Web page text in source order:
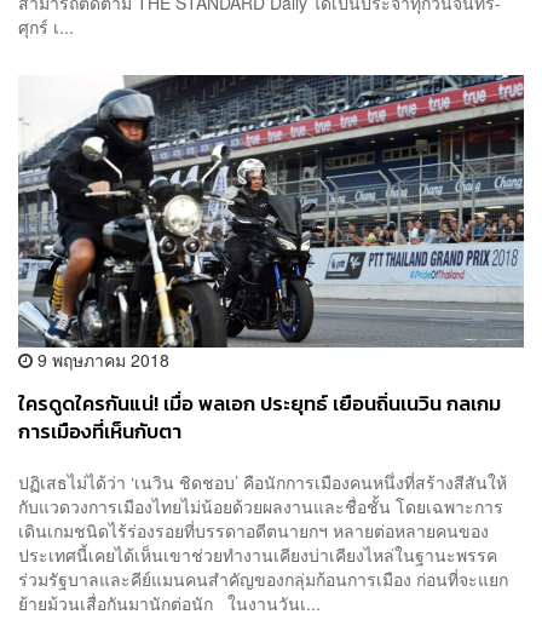
ศุกร์ เ...
9 พฤษภาคม 2018
ใครดูดใครกันแน่! เมื่อ พลเอก ประยุทธ์ เยือนถิ่นเนวิน กลเกม
การเมืองที่เห็นกับตา
ปฏิเสธไม่ได้ว่า ‘เนวิน ชิดชอบ’ คือนักการเมืองคนหนึ่งที่สร้างสีสันให้
กับแวดวงการเมืองไทยไม่น้อยด้วยผลงานและชื่อชั้น โดยเฉพาะการ
เดินเกมชนิดไร้ร่องรอยที่บรรดาอดีตนายกฯ หลายต่อหลายคนของ
ประเทศนี้เคยได้เห็นเขาช่วยทำงานเคียงบ่าเคียงไหล่ในฐานะพรรค
ร่วมรัฐบาลและคีย์แมนคนสำคัญของกลุ่มก้อนการเมือง ก่อนที่จะแยก
ย้ายม้วนเสื่อกันมานักต่อนัก ในงานวันเ...